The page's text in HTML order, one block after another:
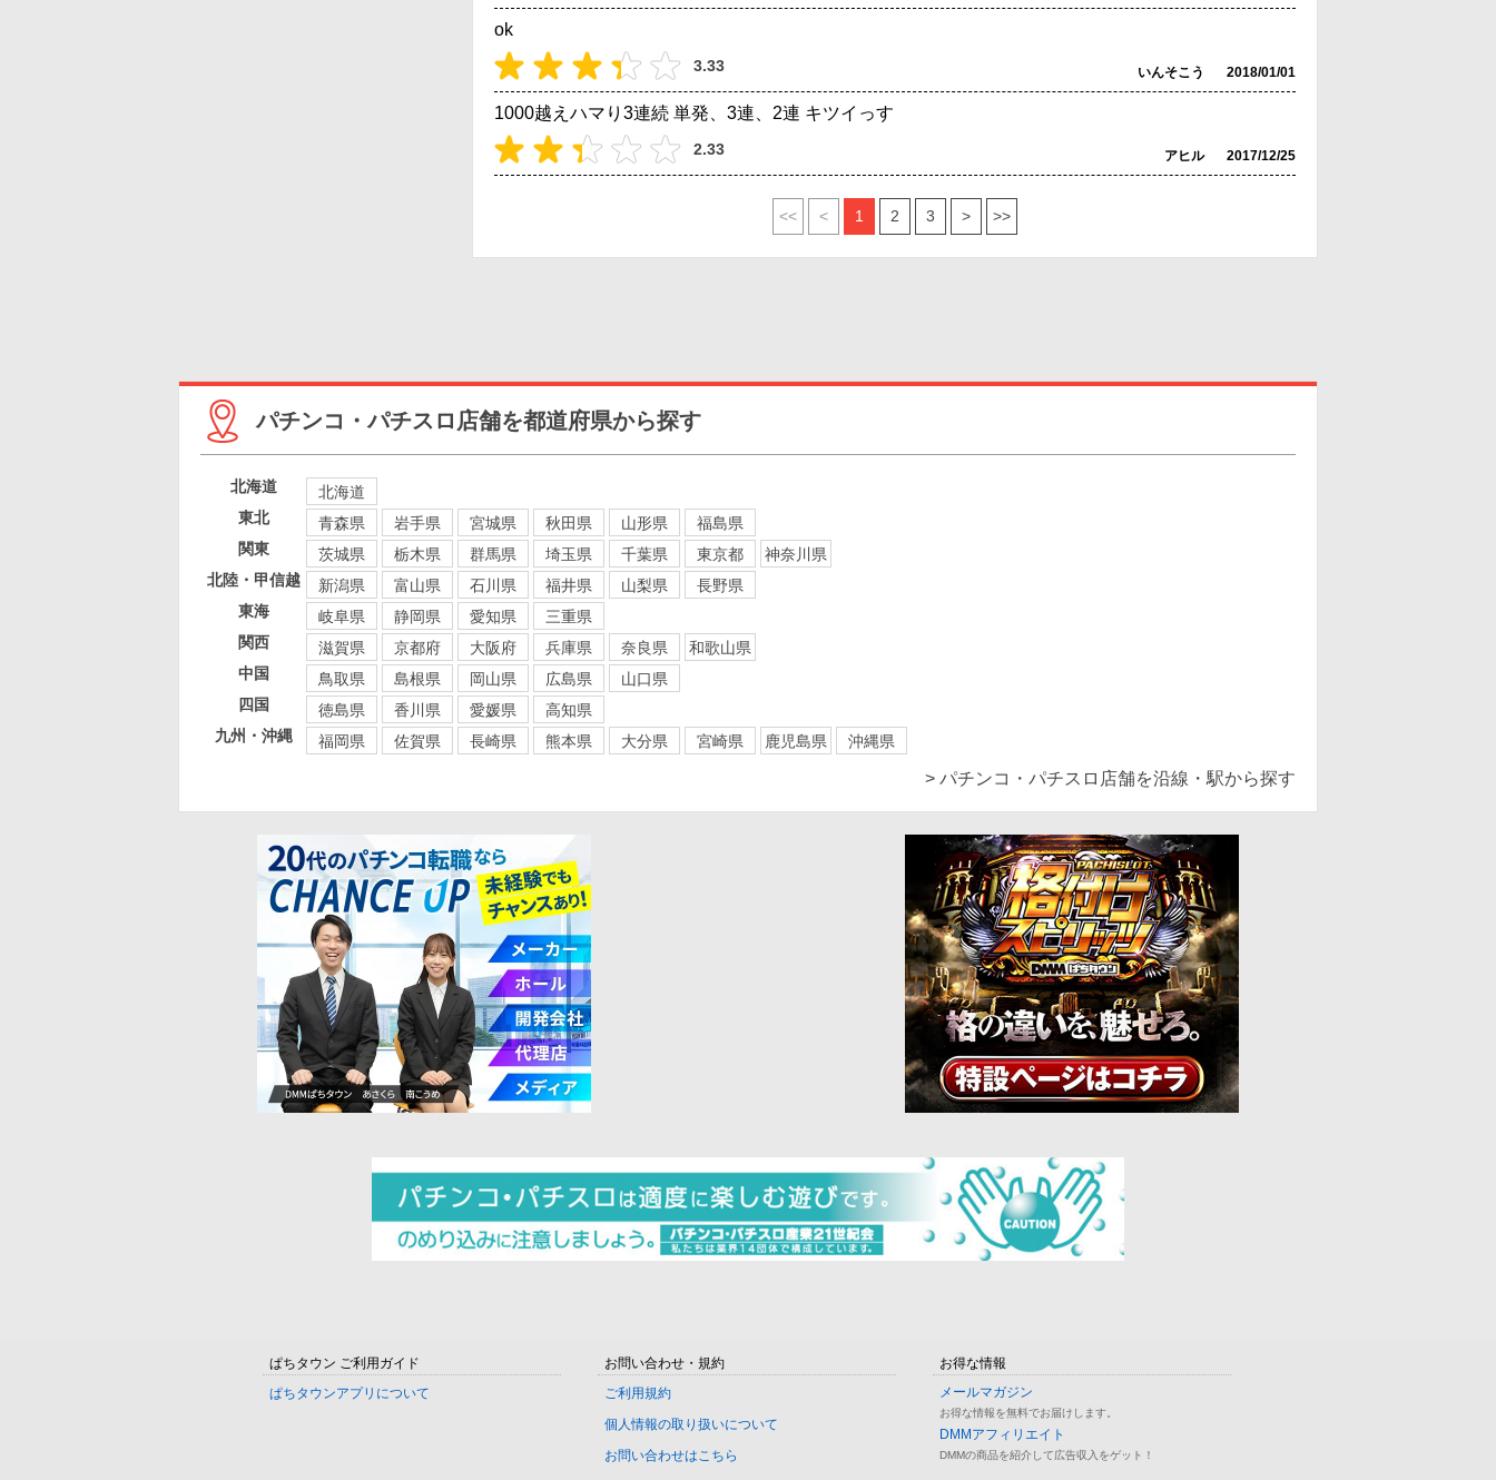
ok
3.33 いんそこう 2018/01/01
1000越えハマり3連続 単発、3連、2連 キツイっす
2.33 アヒル 2017/12/25
<< < 1 2 3 > >>
パチンコ・パチスロ店舗を都道府県から探す
北海道
北海道
東北
青森県 岩手県 宮城県 秋田県 山形県
福島県
関東
茨城県 栃木県 群馬県 埼玉県 千葉県 東京都
神奈川県
北陸・甲信越
新潟県 富山県 石川県 福井県 山梨県
長野県
東海
岐阜県 静岡県 愛知県
三重県
関西
滋賀県 京都府 大阪府 兵庫県 奈良県
和歌山県
中国
鳥取県 島根県 岡山県 広島県
山口県
四国
徳島県 香川県 愛媛県
高知県
九州・沖縄
福岡県 佐賀県 長崎県 熊本県 大分県 宮崎県 鹿児島県 沖縄県
> パチンコ・パチスロ店舗を沿線・駅から探す
ぱちタウン ご利用ガイド
ぱちタウンアプリについて
お問い合わせ・規約
ご利用規約
個人情報の取り扱いについて
お問い合わせはこちら
お得な情報
メールマガジン
お得な情報を無料でお届けします。
DMMアフィリエイト
DMMの商品を紹介して広告収入をゲット！